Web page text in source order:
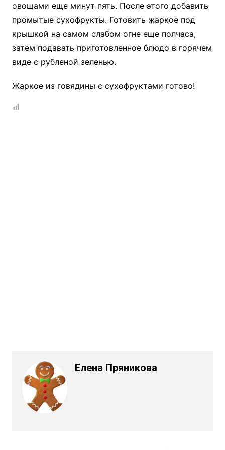
овощами еще минут пять. После этого добавить
промытые сухофрукты. Готовить жаркое под
крышкой на самом слабом огне еще полчаса,
затем подавать приготовленное блюдо в горячем
виде с рубленой зеленью.
Жаркое из говядины с сухофруктами готово!
Елена Пряникова